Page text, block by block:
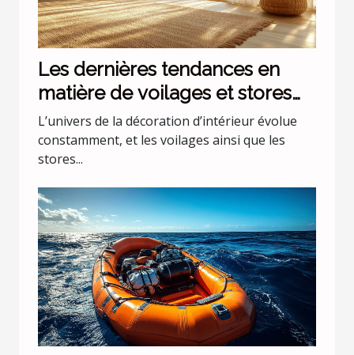
Les dernières tendances en
matière de voilages et stores
pour intérieurs
L’univers de la décoration d’intérieur évolue
constamment, et les voilages ainsi que les
stores...